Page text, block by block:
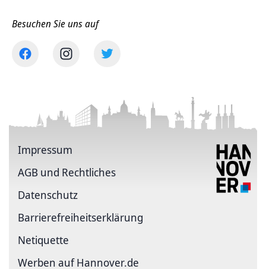
Besuchen Sie uns auf
Impressum
AGB und Rechtliches
Datenschutz
Barriere­freiheits­erklärung
Netiquette
Werben auf Hannover.de